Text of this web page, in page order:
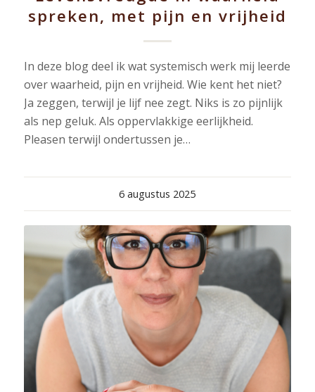
spreken, met pijn en vrijheid
In deze blog deel ik wat systemisch werk mij leerde
over waarheid, pijn en vrijheid. Wie kent het niet?
Ja zeggen, terwijl je lijf nee zegt. Niks is zo pijnlijk
als nep geluk. Als oppervlakkige eerlijkheid.
Pleasen terwijl ondertussen je…
6 augustus 2025